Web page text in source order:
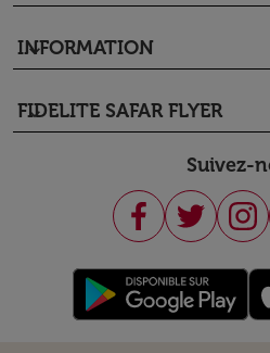
INFORMATION
keyboard_arrow_down
FIDELITE SAFAR FLYER
keyboard_arrow_down
Suivez-